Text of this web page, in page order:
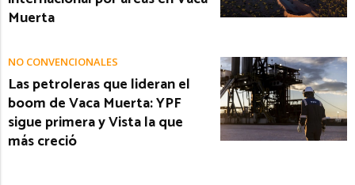
Muerta
NO CONVENCIONALES
Las petroleras que lideran el
boom de Vaca Muerta: YPF
sigue primera y Vista la que
más creció